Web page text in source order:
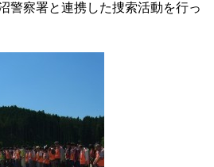
警察署と連携した捜索活動を行っ